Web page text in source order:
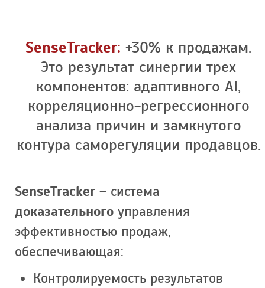
SenseTracker: +30% к продажам.
Это результат синергии трех
компонентов: адаптивного AI,
корреляционно-регрессионного
анализа причин и замкнутого
контура саморегуляции продавцов.
SenseTracker – система
доказательного управления
эффективностью продаж,
обеспечивающая:
Контролируемость результатов